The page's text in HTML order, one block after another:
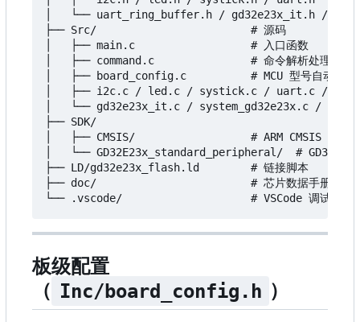
│   └── uart_ring_buffer.h / gd32e23x_it.h /
├── Src/                        # 源码
│   ├── main.c                  # 入口函数
│   ├── command.c               # 命令解析处理
│   ├── board_config.c          # MCU 型号自动检测
│   ├── i2c.c / led.c / systick.c / uart.c /
│   └── gd32e23x_it.c / system_gd32e23x.c /
├── SDK/
│   ├── CMSIS/                  # ARM CMSIS Core
│   └── GD32E23x_standard_peripheral/  # GD32 标
├── LD/gd32e23x_flash.ld        # 链接脚本
├── doc/                        # 芯片数据手册
板级配置
（ Inc/board_config.h ）